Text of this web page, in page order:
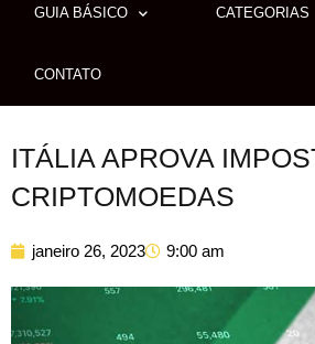
GUIA BÁSICO CATEGORIAS
CONTATO
ITÁLIA APROVA
CRIPTOMOEDAS
janeiro 26, 2023 9:00 am